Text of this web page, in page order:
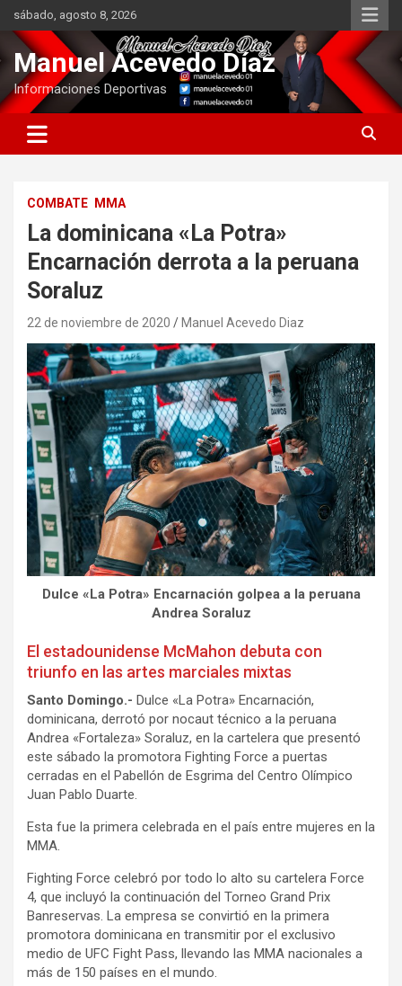
Saltar
contenido
sábado, agosto 8, 2026
Manuel Acevedo Díaz
Informaciones Deportivas
COMBATE MMA
La dominicana «La Potra»
Encarnación derrota a la peruana
Soraluz
22 de noviembre de 2020 Manuel Acevedo Diaz
Dulce «La Potra» Encarnación golpea a la peruana
Andrea Soraluz
El estadounidense McMahon debuta con
triunfo en las artes marciales mixtas
Santo Domingo.- Dulce «La Potra» Encarnación,
dominicana, derrotó por nocaut técnico a la peruana
Andrea «Fortaleza» Soraluz, en la cartelera que presentó
este sábado la promotora Fighting Force a puertas
cerradas en el Pabellón de Esgrima del Centro Olímpico
Juan Pablo Duarte.
Esta fue la primera celebrada en el país entre mujeres en la
MMA.
Fighting Force celebró por todo lo alto su cartelera Force
4, que incluyó la continuación del Torneo Grand Prix
Banreservas. La empresa se convirtió en la primera
promotora dominicana en transmitir por el exclusivo
medio de UFC Fight Pass, llevando las MMA nacionales a
más de 150 países en el mundo.